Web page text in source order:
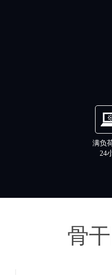
满负
24
骨